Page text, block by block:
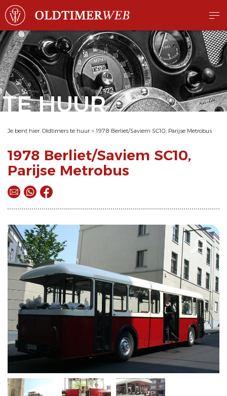
TE HUUR
Je bent hier: Oldtimers te huur > 1978 Berliet/Saviem SC10, Parijse Metrobus
1978 Berliet/Saviem SC10,
Parijse Metrobus